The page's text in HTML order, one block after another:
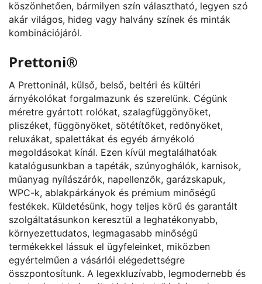
köszönhetően, bármilyen szín választható, legyen szó
akár világos, hideg vagy halvány színek és minták
kombinációjáról.
Prettoni®
A Prettoninál, külső, belső, beltéri és kültéri
árnyékolókat forgalmazunk és szerelünk. Cégünk
méretre gyártott rolókat, szalagfüggönyöket,
pliszéket, függönyöket, sötétítőket, redőnyöket,
reluxákat, spalettákat és egyéb árnyékoló
megoldásokat kínál. Ezen kívül megtalálhatóak
katalógusunkban a tapéták, szúnyoghálók, karnisok,
műanyag nyílászárók, napellenzők, garázskapuk,
WPC-k, ablakpárkányok és prémium minőségű
festékek. Küldetésünk, hogy teljes körű és garantált
szolgáltatásunkon keresztül a leghatékonyabb,
környezettudatos, legmagasabb minőségű
termékekkel lássuk el ügyfeleinket, miközben
egyértelműen a vásárlói elégedettségre
összpontosítunk. A legexkluzívabb, legmodernebb és